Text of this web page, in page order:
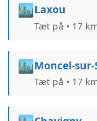
🏙️Laxou
Tæt på • 17
🏙️Moncel-sur-
Tæt på • 17